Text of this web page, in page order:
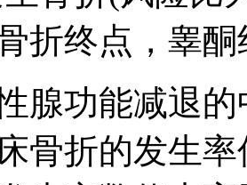
折终点，睾
腺功能减退
骨折的发生